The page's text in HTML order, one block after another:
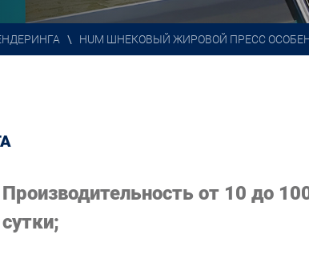
\ HUM ШНЕКОВЫЙ ЖИРОВОЙ ПРЕСС
Производительность от 10 до
сутки;